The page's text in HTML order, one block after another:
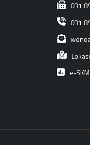
031
031
Lokasi
e-SKM